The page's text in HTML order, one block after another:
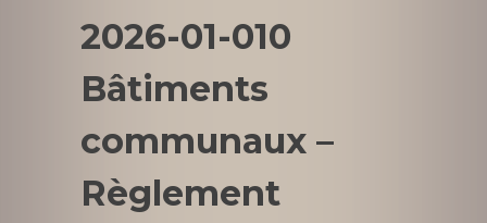
2026-01-010
Bâtiments
communaux –
Règlement